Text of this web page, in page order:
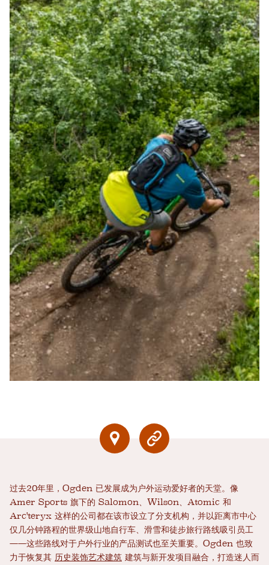
过去20年里，Ogden 已发展成为户外运动爱好者的天堂。像
Amer Sports 旗下的 Salomon、Wilson、Atomic 和
Arc'teryx 这样的公司都在该市设立了分支机构，并以距离市中心
仅几分钟路程的世界级山地自行车、滑雪和徒步旅行路线吸引员工
——这些路线对于户外行业的产品测试也至关重要。Ogden 也致
力于恢复其 历史装饰艺术建筑 建筑与新开发项目融合，打造迷人而